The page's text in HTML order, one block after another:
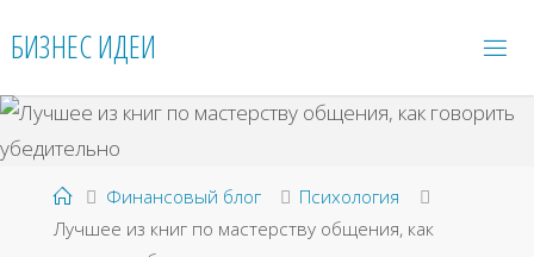
БИЗНЕС ИДЕИ
ГлавнаяФинансовый блог
Психология
Лучшее из книг по мастерству общения, как